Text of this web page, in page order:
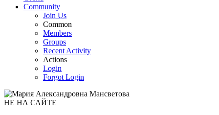
Community
Join Us
Common
Members
Groups
Recent Activity
Actions
Login
Forgot Login
НЕ НА САЙТЕ